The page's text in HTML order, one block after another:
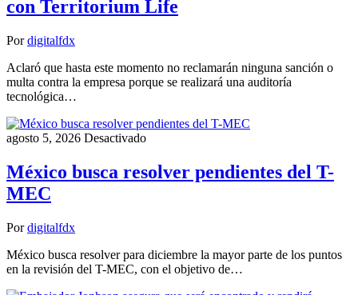
con Territorium Life
Por digitalfdx
Aclaró que hasta este momento no reclamarán ninguna sanción o
multa contra la empresa porque se realizará una auditoría
tecnológica…
agosto 5, 2026 Desactivado
México busca resolver pendientes del T-
MEC
Por digitalfdx
México busca resolver para diciembre la mayor parte de los puntos
en la revisión del T-MEC, con el objetivo de…